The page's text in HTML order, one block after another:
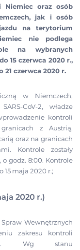
Niemiec oraz osób
jak i osób
na terytorium
nie podlega
na wybranych
15 czerwca 2020 r.,
21 czerwca 2020 r.
w Niemczech,
CoV-2, władze
kontroli
z Austrią,
oraz na granicach
Kontrole zostały
o godz. 8:00. Kontrole
maja 2020 r.;
2020 r.)
Wewnętrznych
zakresu kontroli
Wg stanu